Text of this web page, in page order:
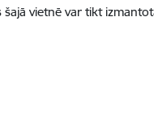
vietnē var tikt